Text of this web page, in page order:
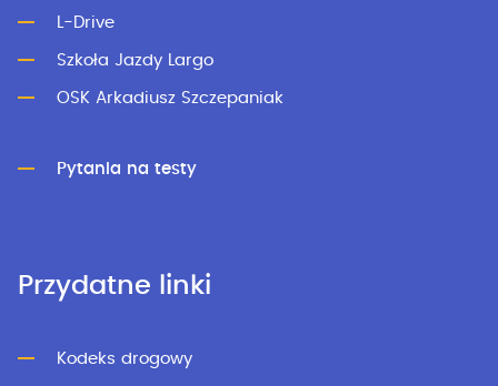
L-Drive
Szkoła Jazdy Largo
OSK Arkadiusz Szczepaniak
Pytania na testy
Przydatne linki
Kodeks drogowy